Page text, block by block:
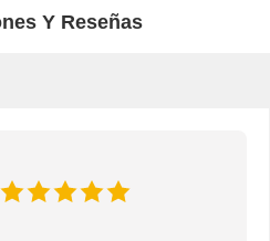
Y Reseñas